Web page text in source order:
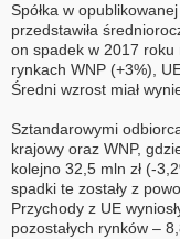
Spółka w
przedstawiła
on spadek w 2017
rynkach WNP (+3%),
Średni wzrost miał
Sztandarowymi
krajowy oraz WNP,
kolejno 32,5 mln zł (-
spadki te zostały z
Przychody z UE
pozostałych rynków –